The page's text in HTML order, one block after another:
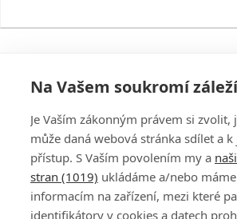
DISKUZE
Na Vašem soukromí záleží
Je Vaším zákonným právem si zvolit,
může daná webová stránka sdílet a
přístup. S Vaším povolením my a
stran (1019) ukládáme a/nebo
informacím na zařízení, mezi které
identifikátory v cookies a datech